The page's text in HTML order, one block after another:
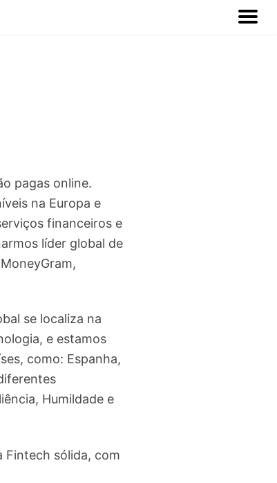
pagas online.
na Europa e
financeiros e
líder global de
se localiza na
e estamos
como: Espanha,
Humildade e
Fintech sólida, com